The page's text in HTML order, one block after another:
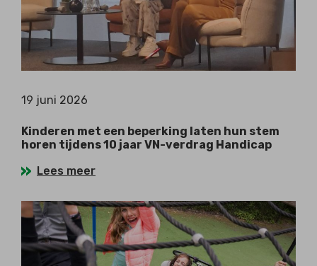
19 juni 2026
Kinderen met een beperking laten hun stem
horen tijdens 10 jaar VN-verdrag Handicap
Lees meer